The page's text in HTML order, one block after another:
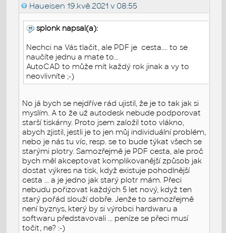
Haueisen 19.kvě.2021 v 08:55
splonk napsal(a):
Nechci na Vás tlačit, ale PDF je cesta.... to se
naučíte jednu a mate to...
AutoCAD to může mít každý rok jinak a vy to
neovlivníte ;-)
No já bych se nejdříve rád ujistil, že je to tak jak si
myslím. A to že už autodesk nebude podporovat
starší tiskárny. Proto jsem založil toto vlákno,
abych zjistil, jestli je to jen můj individuální problém,
nebo je nás tu víc, resp. se to bude týkat všech se
starými plotry. Samozřejmě je PDF cesta, ale proč
bych měl akceptovat komplikovanější způsob jak
dostat výkres na tisk, když existuje pohodlnější
cesta ... a je jedno jak starý plotr mám. Přeci
nebudu pořizovat každých 5 let nový, když ten
starý pořád slouží dobře. Jenže to samozřejmě
není byznys, který by si výrobci hardwaru a
softwaru představovali ... peníze se přeci musí
točit, ne? :-)